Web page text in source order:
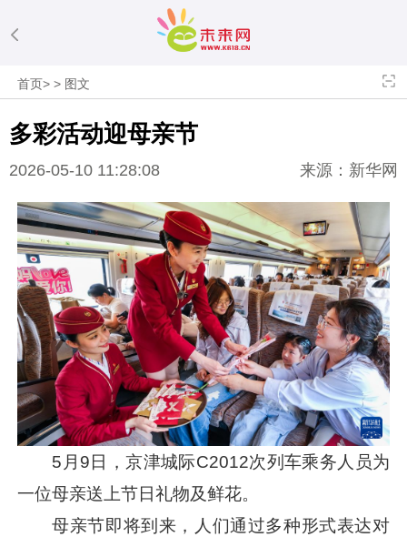
首页>> 图文
多彩活动迎母亲节
2026-05-10 11:28:08 来源：新华网
5月9日，京津城际C2012次列车乘务人员为
一位母亲送上节日礼物及鲜花。
母亲节即将到来，人们通过多种形式表达对